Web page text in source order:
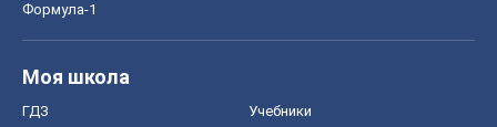
Формула-1
Моя школа
ГДЗ Учебники